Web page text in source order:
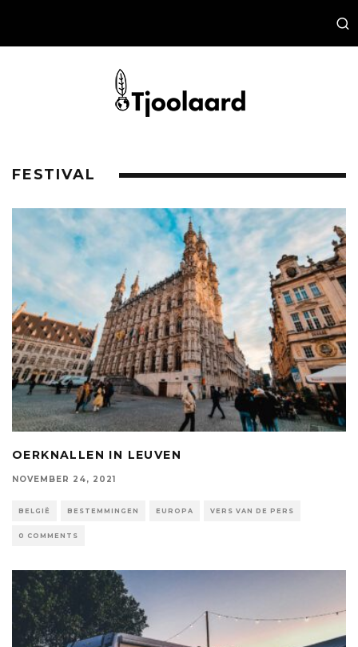
FESTIVAL
OERKNALLEN IN LEUVEN
NOVEMBER 24, 2021
BELGIË BESTEMMINGEN EUROPA VERS VAN DE PERS
0 COMMENTS